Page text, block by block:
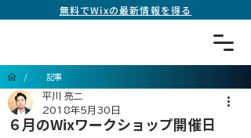
無料でWixの最新情報を得る
/ 記事
６月のWixワークショップ開催日
平川 亮二
2018年5月30日